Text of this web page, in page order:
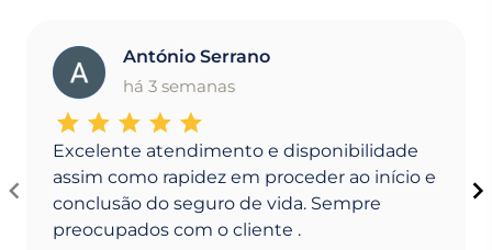
A
António Serrano
há 3 semanas
Excelente atendimento e disponibilidade
assim como rapidez em proceder ao início e
conclusão do seguro de vida. Sempre
preocupados com o cliente .